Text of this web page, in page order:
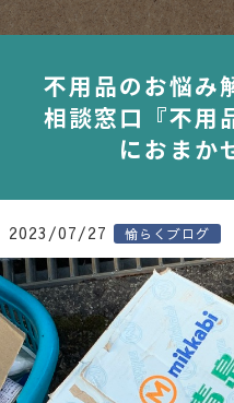
不用品のお悩み
相談窓口『不用
におまか
2023/07/27 愉らくブログ